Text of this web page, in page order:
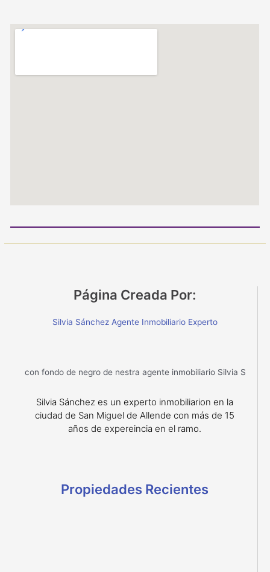
Página Creada Por:
Silvia Sánchez Agente Inmobiliario Experto
Silvia Sánchez es un experto inmobiliarion en la
ciudad de San Miguel de Allende con más de 15
años de expereincia en el ramo.
Propiedades Recientes